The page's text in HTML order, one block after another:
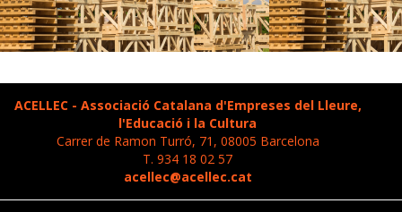
ACELLEC - Associació Catalana d'Empreses del Lleure,
l'Educació i la Cultura
Carrer de Ramon Turró, 71, 08005 Barcelona
T. 934 18 02 57
acellec@acellec.cat